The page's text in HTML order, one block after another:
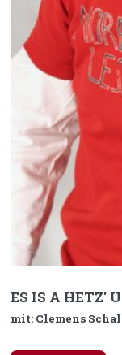
ES IS A HETZ'
mit: Clemens